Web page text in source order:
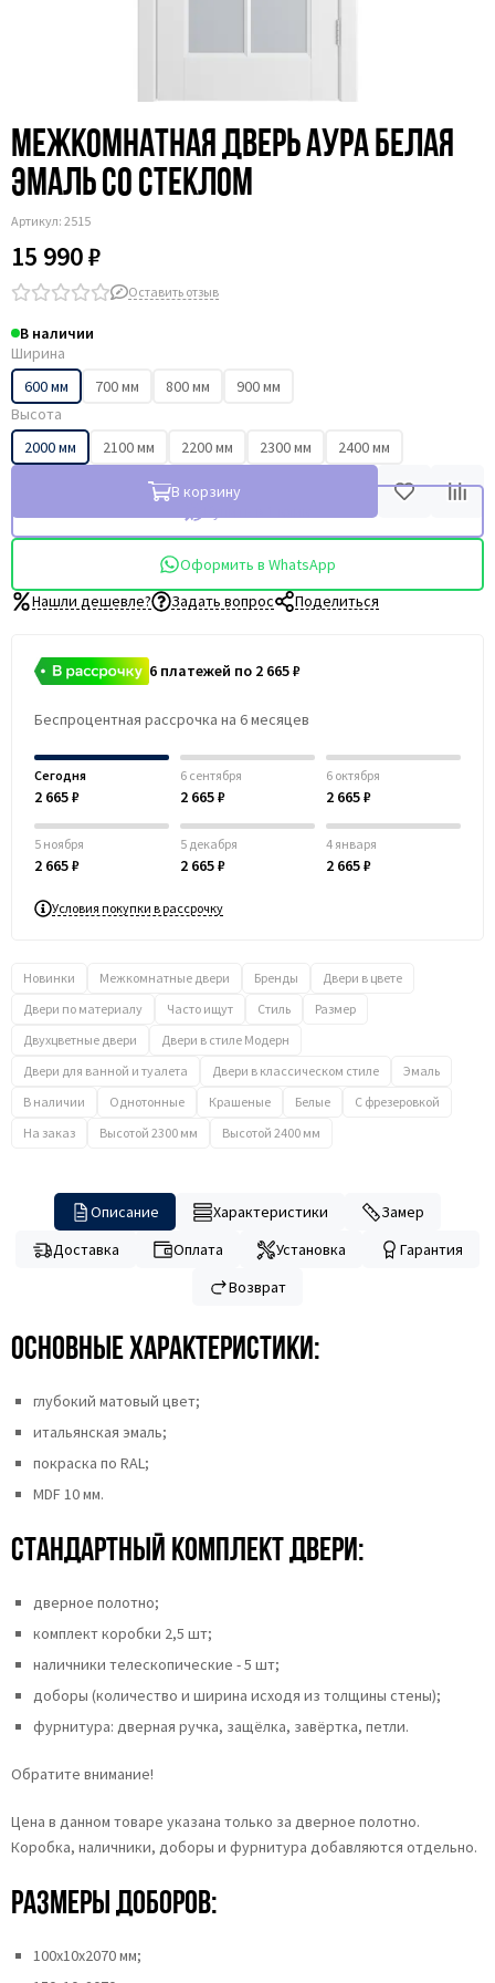
Межкомнатная дверь Аура белая
эмаль со стеклом
Артикул: 2515
15 990 ₽
Оставить отзыв
В наличии
Ширина
600 мм
700 мм 800 мм
900 мм
Высота
2000 мм
2100 мм 2200 мм 2300 мм 2400 мм
В корзину
Оформить в WhatsApp
Нашли дешевле?
Задать вопрос Поделиться
6 платежей по 2 665 ₽
Беспроцентная рассрочка на 6 месяцев
Сегодня
2 665 ₽
6 сентября
2 665 ₽
6 октября
2 665 ₽
5 ноября
2 665 ₽
5 декабря
2 665 ₽
4 января
2 665 ₽
Условия покупки в рассрочку
Новинки Межкомнатные двери Бренды
Двери в цвете
Двери по материалу
Часто ищут Стиль
Размер
Двухцветные двери
Двери в стиле Модерн
Двери для ванной и туалета
Двери в классическом стиле
Эмаль
В наличии
Однотонные Крашеные Белые
С фрезеровкой
На заказ
Высотой 2300 мм Высотой 2400 мм
Описание Характеристики
Замер
Доставка
Оплата Установка
Гарантия
Возврат
Основные характеристики:
глубокий матовый цвет;
итальянская эмаль;
покраска по RAL;
MDF 10 мм.
Стандартный комплект двери:
дверное полотно;
комплект коробки 2,5 шт;
наличники телескопические - 5 шт;
доборы (количество и ширина исходя из толщины стены);
фурнитура: дверная ручка, защёлка, завёртка, петли.
Обратите внимание!
Цена в данном товаре указана только за дверное полотно.
Коробка, наличники, доборы и фурнитура добавляются отдельно.
Размеры доборов:
100х10х2070 мм;